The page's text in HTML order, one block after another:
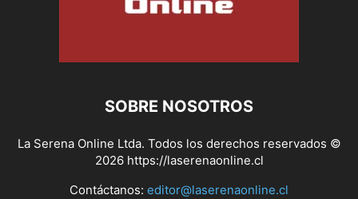
SOBRE NOSOTROS
La Serena Online Ltda. Todos los derechos reservados ©
2026 https://laserenaonline.cl
Contáctanos: editor@laserenaonline.cl